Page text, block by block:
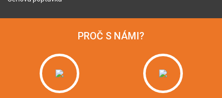
PROČ S NÁMI?